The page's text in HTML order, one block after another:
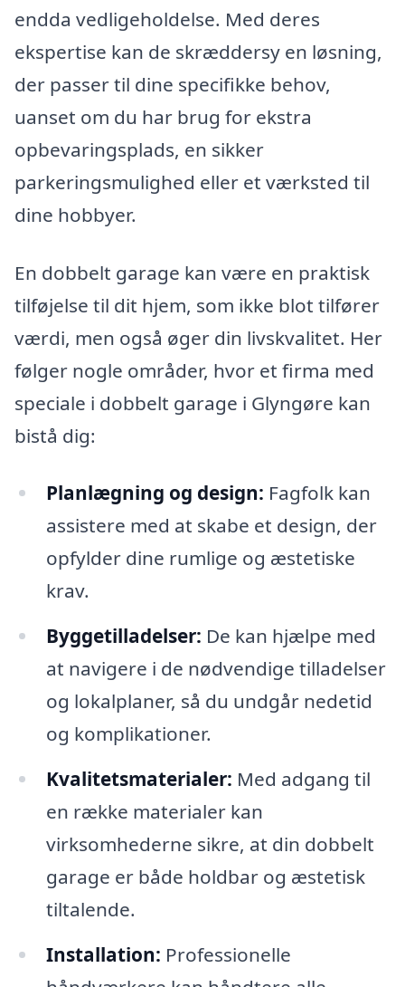
endda vedligeholdelse. Med deres
ekspertise kan de skræddersy en løsning,
der passer til dine specifikke behov,
uanset om du har brug for ekstra
opbevaringsplads, en sikker
parkeringsmulighed eller et værksted til
dine hobbyer.
En dobbelt garage kan være en praktisk
tilføjelse til dit hjem, som ikke blot tilfører
værdi, men også øger din livskvalitet. Her
følger nogle områder, hvor et firma med
speciale i dobbelt garage i Glyngøre kan
bistå dig:
Planlægning og design: Fagfolk kan
assistere med at skabe et design, der
opfylder dine rumlige og æstetiske
krav.
Byggetilladelser: De kan hjælpe med
at navigere i de nødvendige tilladelser
og lokalplaner, så du undgår nedetid
og komplikationer.
Kvalitetsmaterialer: Med adgang til
en række materialer kan
virksomhederne sikre, at din dobbelt
garage er både holdbar og æstetisk
tiltalende.
Installation: Professionelle